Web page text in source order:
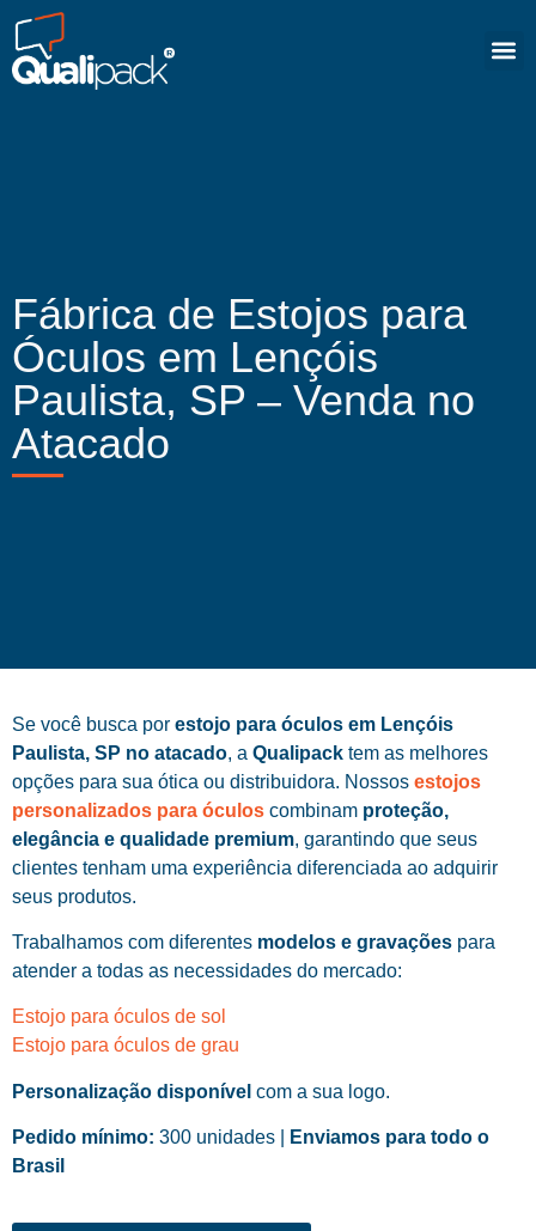
Fábrica de Estojos para
Óculos em Lençóis
Paulista, SP – Venda no
Atacado
Se você busca por estojo para óculos em Lençóis
Paulista, SP no atacado, a Qualipack tem as melhores
opções para sua ótica ou distribuidora. Nossos estojos
personalizados para óculos combinam proteção,
elegância e qualidade premium, garantindo que seus
clientes tenham uma experiência diferenciada ao adquirir
seus produtos.
Trabalhamos com diferentes modelos e gravações para
atender a todas as necessidades do mercado:
Estojo para óculos de sol
Estojo para óculos de grau
Personalização disponível com a sua logo.
Pedido mínimo: 300 unidades |
Enviamos para todo o
Brasil